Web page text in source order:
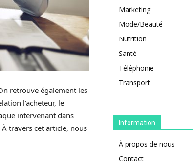
retrouve également les
l’acheteur, le
intervenant dans
travers cet article, nous
Marketing
Mode/Beauté
Nutrition
Santé
Téléphonie
Transport
Information
À propos de nous
Contact